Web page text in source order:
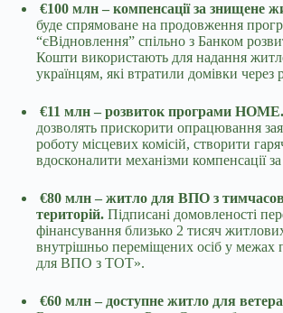
€100 млн – компенсації за знищене
буде спрямоване на продовження
“єВідновлення” спільно з Банком
Кошти використають для надання
українцям, які втратили домівки через
€11 млн – розвиток програми HOME.
дозволять прискорити опрацювання
роботу місцевих комісій, створити
вдосконалити механізми компенсації
€80 млн – житло для ВПО з
територій. Підписані домовленості
фінансування близько 2 тисяч
внутрішньо переміщених осіб у
для ВПО з ТОТ».
€60 млн – доступне житло для